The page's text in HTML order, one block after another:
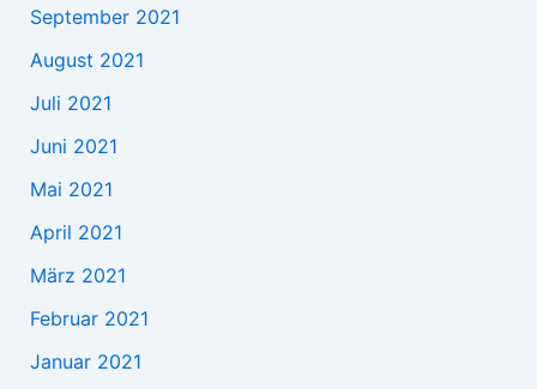
September 2021
August 2021
Juli 2021
Juni 2021
Mai 2021
April 2021
März 2021
Februar 2021
Januar 2021